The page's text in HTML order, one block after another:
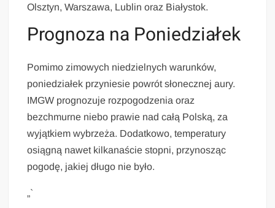
Olsztyn, Warszawa, Lublin oraz Białystok.
Prognoza na Poniedziałek
Pomimo zimowych niedzielnych warunków,
poniedziałek przyniesie powrót słonecznej aury.
IMGW prognozuje rozpogodzenia oraz
bezchmurne niebo prawie nad całą Polską, za
wyjątkiem wybrzeża. Dodatkowo, temperatury
osiągną nawet kilkanaście stopni, przynosząc
pogodę, jakiej długo nie było.
„`